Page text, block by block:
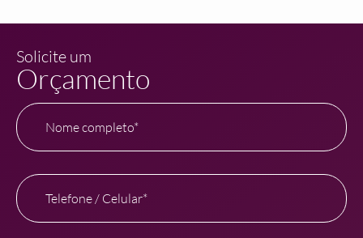
Solicite um
Orçamento
Nome completo*
Telefone / Celular*